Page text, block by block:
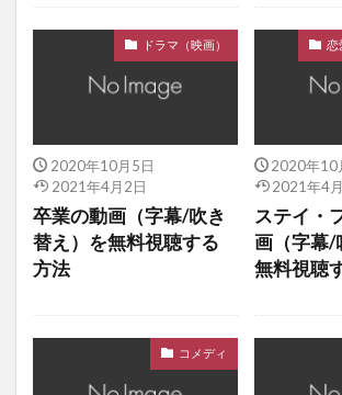
ドラマ（映画）
2020年10月5日
2021年4月2日
卒業の動画（字幕/吹き
替え）を無料視聴する
方法
恋
2020年10
2021年4
ステイ・
画（字幕/
無料視聴
コメディ